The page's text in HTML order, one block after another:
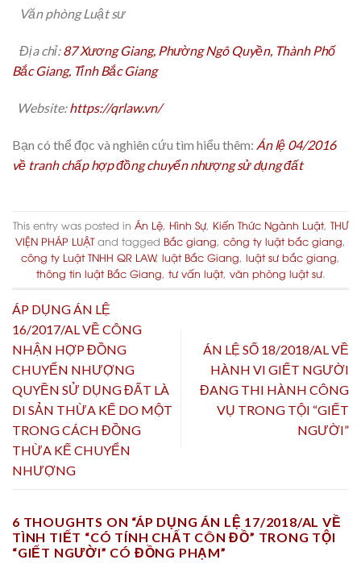
Văn phòng Luật sư
Địa chỉ:87 Xương Giang, Phường Ngô Quyền, Thành Phố
Bắc Giang, Tỉnh Bắc Giang
Website:https://qrlaw.vn/
Bạn có thể đọc và nghiên cứu tìm hiểu thêm: Án lệ 04/2016
về tranh chấp hợp đồng chuyển nhượng sử dụng đất
This entry was posted in Án Lệ, Hình Sự, Kiến Thức Ngành Luật, THƯ
VIỆN PHÁP LUẬTand tagged Bắc giang, công ty luật bắc giang,
công ty Luật TNHH QR LAW, luật Bắc Giang, luật sư bắc giang,
thông tin luật Bắc Giang, tư vấn luật, văn phòng luật sư.
ÁP DỤNG ÁN LỆ
16/2017/AL VỀ CÔNG
NHẬN HỢP ĐỒNG
CHUYỂN NHƯỢNG
QUYỀN SỬ DỤNG ĐẤT LÀ
DI SẢN THỪA KẾ DO MỘT
TRONG CÁCH ĐỒNG
THỪA KẾ CHUYỂN
NHƯỢNG
ÁN LỆ SỐ 18/2018/AL VỀ
HÀNH VI GIẾT NGƯỜI
ĐANG THI HÀNH CÔNG
VỤ TRONG TỘI “GIẾT
NGƯỜI”
6 THOUGHTS ON “ÁP DỤNG ÁN LỆ 17/2018/AL VỀ
TÌNH TIẾT “CÓ TÍNH CHẤT CÔN ĐỒ” TRONG TỘI
“GIẾT NGƯỜI” CÓ ĐỒNG PHẠM”